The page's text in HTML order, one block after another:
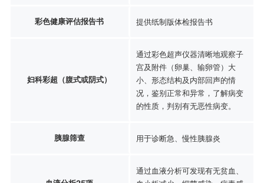
彩色健康评估报告书 提供纸制版体检报告书
妇科彩超（腹式或阴式）
通过彩色超声仪器清晰地观察子
宫及附件（卵巢、输卵管）大
小、形态结构及内部回声的情
况，鉴别正常和异常，了解病变
的性质，判别有无恶性病变。
胰腺筛查 用于诊断急、慢性胰腺炎
通过血液分析可发现有无贫血、